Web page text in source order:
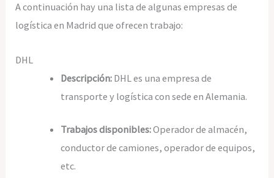
A continuación hay una lista de algunas empresas de
logística en Madrid que ofrecen trabajo:
DHL
Descripción: DHL es una empresa de
transporte y logística con sede en Alemania.
Trabajos disponibles:Operador de almacén,
conductor de camiones, operador de equipos,
etc.